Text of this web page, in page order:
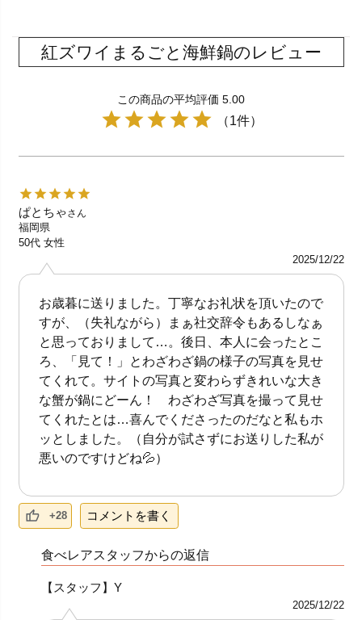
紅ズワイまるごと海鮮鍋のレビュー
この商品の平均評価 5.00
（1件）
ぱとちゃさん
福岡県
50代 女性
2025/12/22
お歳暮に送りました。丁寧なお礼状を頂いたので
すが、（失礼ながら）まぁ社交辞令もあるしなぁ
と思っておりまして…。後日、本人に会ったとこ
ろ、「見て！」とわざわざ鍋の様子の写真を見せ
てくれて。サイトの写真と変わらずきれいな大き
な蟹が鍋にどーん！ わざわざ写真を撮って見せ
てくれたとは…喜んでくださったのだなと私もホ
ッとしました。（自分が試さずにお送りした私が
悪いのですけどね💦）
+28 コメントを書く
食べレアスタッフからの返信
【スタッフ】Y
2025/12/22